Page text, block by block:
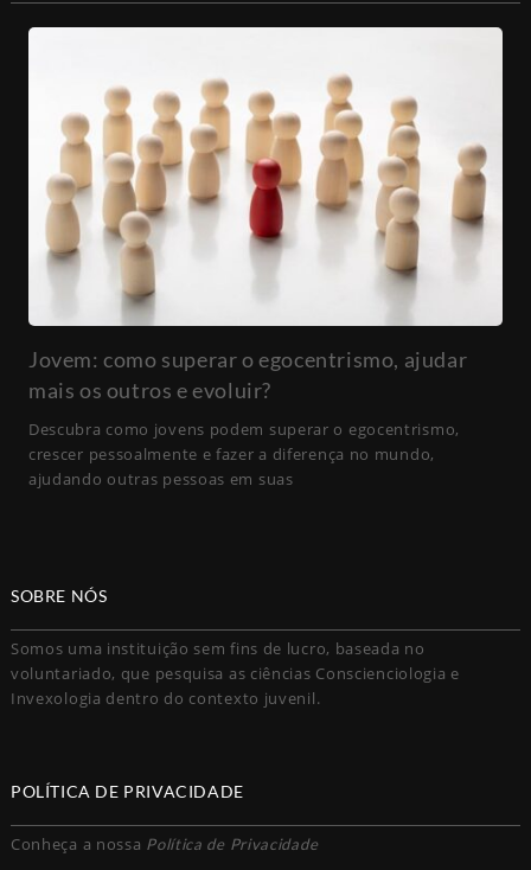
Jovem: como superar o egocentrismo, ajudar
mais os outros e evoluir?
Descubra como jovens podem superar o egocentrismo,
crescer pessoalmente e fazer a diferença no mundo,
ajudando outras pessoas em suas
SOBRE NÓS
Somos uma instituição sem fins de lucro, baseada no
voluntariado, que pesquisa as ciências Conscienciologia e
Invexologia dentro do contexto juvenil.
POLÍTICA DE PRIVACIDADE
Conheça a nossa Política de Privacidade